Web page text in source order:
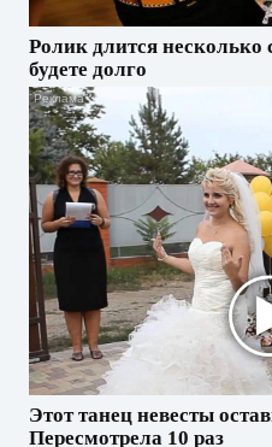
Ролик длится несколько
будете долго
Этот танец невесты
Пересмотрела 10 раз